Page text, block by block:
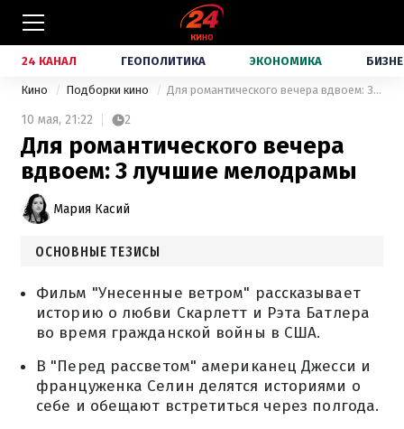
24 КАНАЛ ГЕОПОЛИТИКА ЭКОНОМИКА
Кино Подборки кино Для романтического вечера вдвоем: 3 лучшие мелодрамы
10 мая, 21:22 2
Для романтического вечера
вдвоем: 3 лучшие мелодрамы
Мария Касий
ОСНОВНЫЕ ТЕЗИСЫ
Фильм "Унесенные ветром" рассказывает
историю о любви Скарлетт и Рэта Батлера
во время гражданской войны в США.
В "Перед рассветом" американец Джесси и
француженка Селин делятся историями о
себе и обещают встретиться через полгода.